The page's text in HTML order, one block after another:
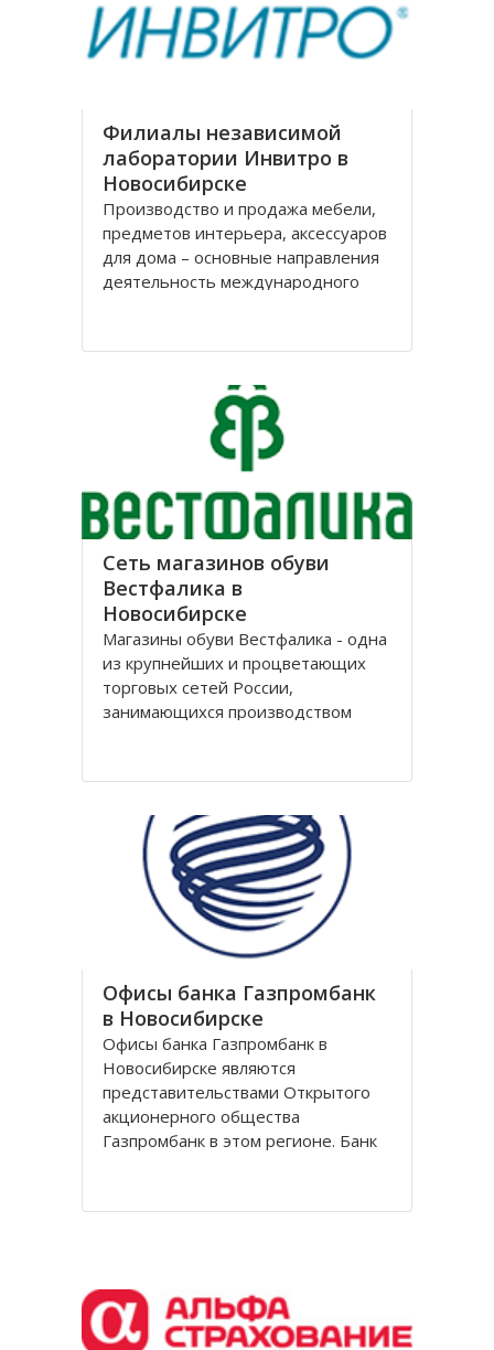
Филиалы независимой
лаборатории Инвитро в
Новосибирске
Производство и продажа мебели,
предметов интерьера, аксессуаров
для дома – основные направления
деятельность международного
мебель присутствует уже десять
долгосрочные отношения с
большим количеством
Сеть магазинов обуви
Вестфалика в
Новосибирске
Магазины обуви Вестфалика - одна
из крупнейших и процветающих
торговых сетей России,
занимающихся производством
является одним из представителей
Головной офис федеральной
обувной сети Вестфалика в
Офисы банка Газпромбанк
в Новосибирске
Офисы банка Газпромбанк в
Новосибирске являются
представительствами Открытого
акционерного общества
Газпромбанк в этом регионе. Банк
промышленности. Он уже давно
время является